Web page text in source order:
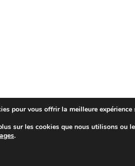
pour vous offrir la meilleure expérience
sur les cookies que nous utilisons ou
.
la bannière des cookies GDPR